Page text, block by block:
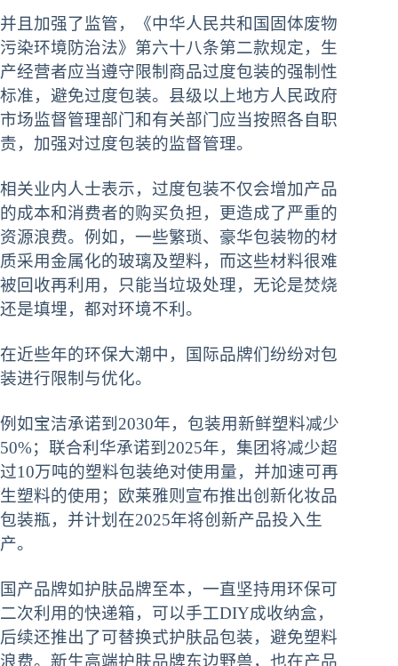
并且加强了监管，《中华人民共和国固体废物
污染环境防治法》第六十八条第二款规定，生
产经营者应当遵守限制商品过度包装的强制性
标准，避免过度包装。县级以上地方人民政府
市场监督管理部门和有关部门应当按照各自职
责，加强对过度包装的监督管理。
相关业内人士表示，过度包装不仅会增加产品
的成本和消费者的购买负担，更造成了严重的
资源浪费。例如，一些繁琐、豪华包装物的材
质采用金属化的玻璃及塑料，而这些材料很难
被回收再利用，只能当垃圾处理，无论是焚烧
还是填埋，都对环境不利。
在近些年的环保大潮中，国际品牌们纷纷对包
装进行限制与优化。
例如宝洁承诺到2030年，包装用新鲜塑料减少
50%；联合利华承诺到2025年，集团将减少超
过10万吨的塑料包装绝对使用量，并加速可再
生塑料的使用；欧莱雅则宣布推出创新化妆品
包装瓶，并计划在2025年将创新产品投入生
产。
国产品牌如护肤品牌至本，一直坚持用环保可
二次利用的快递箱，可以手工DIY成收纳盒，
后续还推出了可替换式护肤品包装，避免塑料
浪费。新生高端护肤品牌东边野兽，也在产品